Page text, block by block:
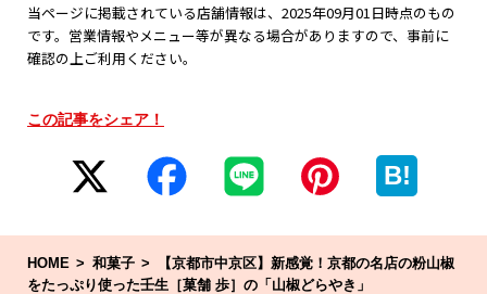
当ページに掲載されている店舗情報は、2025年09月01日時点のもの
です。営業情報やメニュー等が異なる場合がありますので、事前に
確認の上ご利用ください。
この記事をシェア！
B!
HOME 和菓子
【京都市中京区】新感覚！京都の名店の粉山椒
をたっぷり使った壬生［菓舗 歩］の「山椒どらやき」